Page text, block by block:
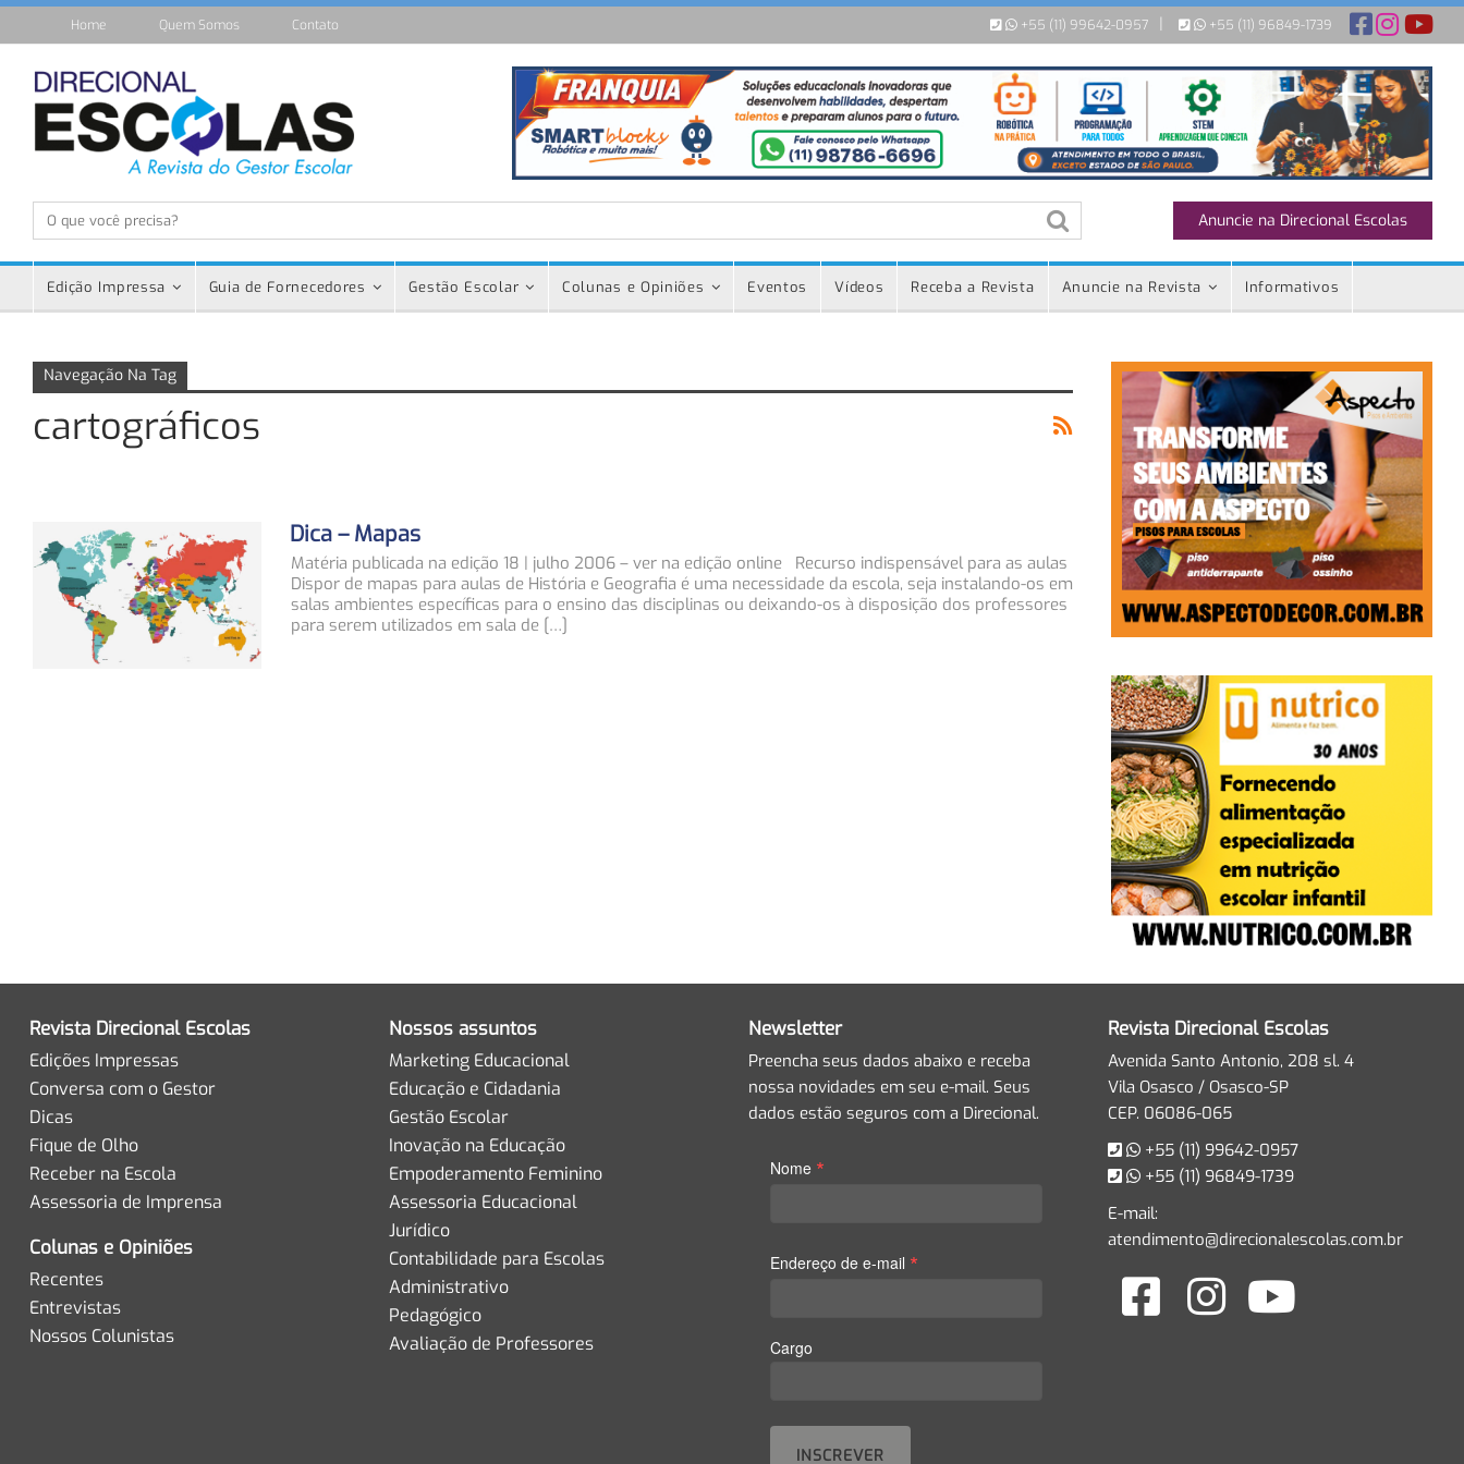
+55 (11) 99642-0957 +55 (11) 96849-1739
Home Quem Somos Contato
Anuncie na Direcional Escolas
Edição Impressa Guia de Fornecedores Gestão Escolar Colunas e Opiniões Eventos Vídeos Receba a Revista Anuncie na Revista Informativos
Navegação Na Tag
cartográficos
Dica – Mapas
Matéria publicada na edição 18 | julho 2006 – ver na edição online Recurso indispensável para as aulas
Dispor de mapas para aulas de História e Geografia é uma necessidade da escola, seja instalando-os em
salas ambientes específicas para o ensino das disciplinas ou deixando-os à disposição dos professores
para serem utilizados em sala de […]
Revista Direcional Escolas
Edições Impressas
Conversa com o Gestor
Dicas
Fique de Olho
Receber na Escola
Assessoria de Imprensa
Colunas e Opiniões
Recentes
Entrevistas
Nossos Colunistas
Nossos assuntos
Marketing Educacional
Educação e Cidadania
Gestão Escolar
Inovação na Educação
Empoderamento Feminino
Assessoria Educacional
Jurídico
Contabilidade para Escolas
Administrativo
Pedagógico
Avaliação de Professores
Newsletter
Preencha seus dados abaixo e receba
nossa novidades em seu e-mail. Seus
dados estão seguros com a Direcional.
Nome *
Endereço de e-mail *
Cargo
Revista Direcional Escolas
Avenida Santo Antonio, 208 sl. 4
Vila Osasco / Osasco-SP
CEP. 06086-065
+55 (11) 99642-0957
+55 (11) 96849-1739
E-mail:
atendimento@direcionalescolas.com.br